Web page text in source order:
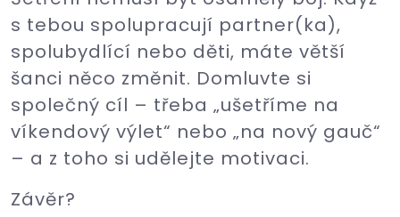
s tebou spolupracují partner(ka),
spolubydlící nebo děti, máte větší
šanci něco změnit. Domluvte si
společný cíl – třeba „ušetříme na
víkendový výlet“ nebo „na nový gauč“
– a z toho si udělejte motivaci.
Závěr?